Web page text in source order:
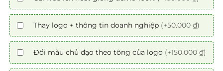
Thay logo + thông tin doanh nghiệp (+50.000 ₫)
Đổi màu chủ đạo theo tông của logo (+150.000 ₫)